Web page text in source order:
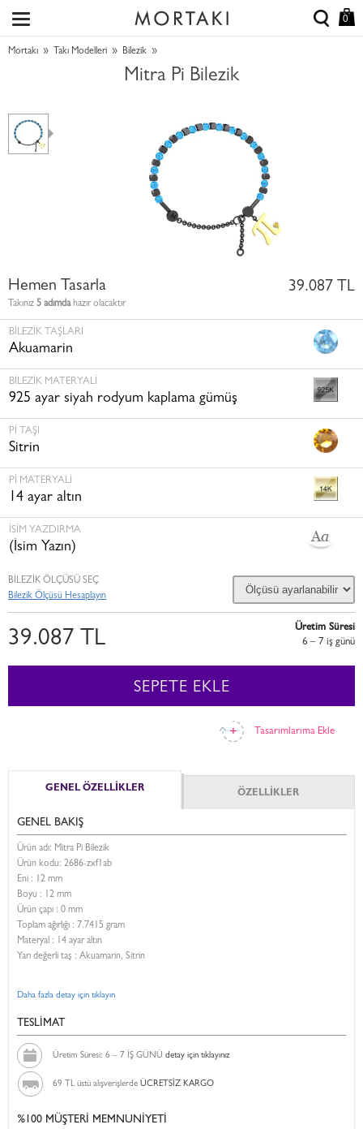
0
Mortakı » Takı Modelleri » Bilezik »
Mitra Pi Bilezik
Hemen Tasarla
Takınız 5 adımdahazır olacaktır
39.087 TL
BILEZIK TAŞLARI
Akuamarin
BILEZIK MATERYALI
925 ayar siyah rodyum kaplama gümüş
PI TAŞI
Sitrin
PI MATERYALI
14 ayar altın
İSİM YAZDIRMA
(İsim Yazın)
Tasarımlarıma Ekle
BİLEZİK ÖLÇÜSÜ SEÇ
Bilezik Ölçüsü Hesaplayın
39.087 TL
Üretim Süresi
6 – 7 i̇ş günü
SEPETE EKLE
GENEL ÖZELLİKLER ÖZELLİKLER
GENEL BAKIŞ
Ürün adı: Mitra Pi Bilezik
Ürün kodu: 2686-zxf1ab
Eni : 12 mm
Boyu : 12 mm
Ürün çapı : 0 mm
Toplam ağırlığı : 7.7415 gram
Materyal : 14 ayar altın
Yarı değerli taş : Akuamarin, Sitrin
Daha fazla detay için tıklayın
TESLİMAT
Üretim Süresi: 6 – 7 İŞ GÜNÜ detay için tıklayınız
69 TL üstü alışverişlerde ÜCRETSİZ KARGO
%100 MÜŞTERİ MEMNUNİYETİ